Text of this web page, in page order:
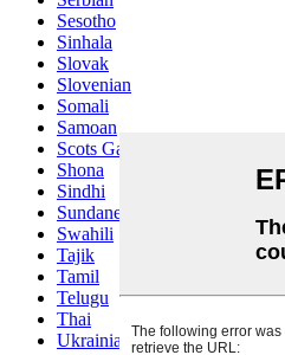
Sesotho
Sinhala
Slovak
Slovenian
Somali
Samoan
Scots Gaelic
Shona
Sindhi
Sundanese
Swahili
Tajik
Tamil
Telugu
Thai
Ukrainian